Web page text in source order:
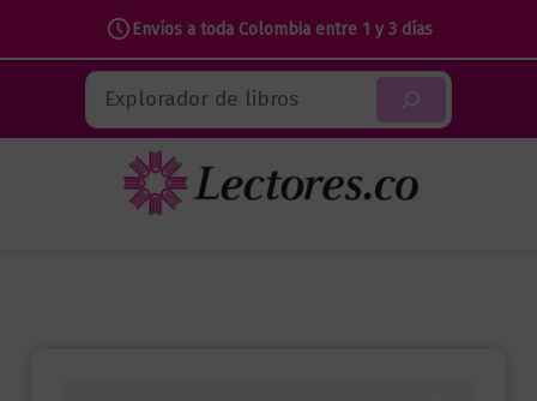
Envíos a toda Colombia entre 1 y 3 días
contenido
Buscar